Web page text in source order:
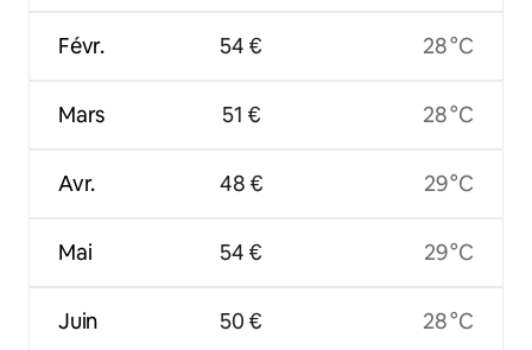
Févr.
Mars
Avr.
Mai
Juin
54 €
51 €
48 €
54 €
50 €
28 °C
28 °C
29 °C
29 °C
28 °C